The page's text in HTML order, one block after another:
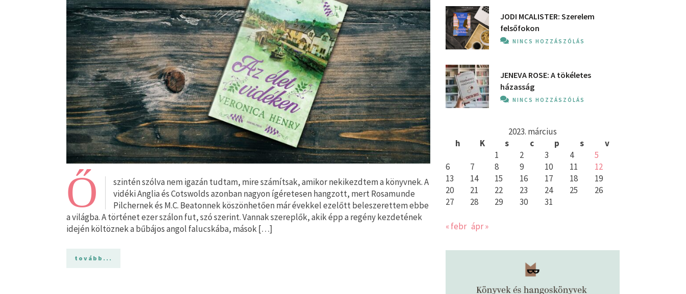
Ő
szintén szólva nem igazán tudtam, mire számítsak, amikor nekikezdtem a könyvnek. A
vidéki Anglia és Cotswolds azonban nagyon ígéretesen hangzott, mert Rosamunde
Pilchernek és M.C. Beatonnek köszönhetően már évekkel ezelőtt beleszerettem ebbe
a világba. A történet ezer szálon fut, szó szerint. Vannak szereplők, akik épp a regény kezdetének
idején költöznek a bűbájos angol falucskába, mások […]
tovább...
JODI MCALISTER: Szerelem
felsőfokon
NINCS HOZZÁSZÓLÁS
JENEVA ROSE: A ​tökéletes
házasság
NINCS HOZZÁSZÓLÁS
2023. március
h
K s c p s
v
1
2 3 4
5
6
7 8 9 10 11
12
13
14 15 16 17 18
19
20
21 22 23 24 25
26
27
28 29 30 31
« febr ápr »